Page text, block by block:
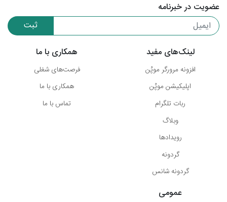
عضویت در خبرنامه
ثبت
لینک‌های مفید
افزونه مرورگر موپُن
اپلیکیشن موپُن
ربات تلگرام
وبلاگ
رویدادها
گردونه
گردونه شانس
همکاری با ما
فرصت‌های شغلی
همکاری با ما
تماس با ما
عمومی